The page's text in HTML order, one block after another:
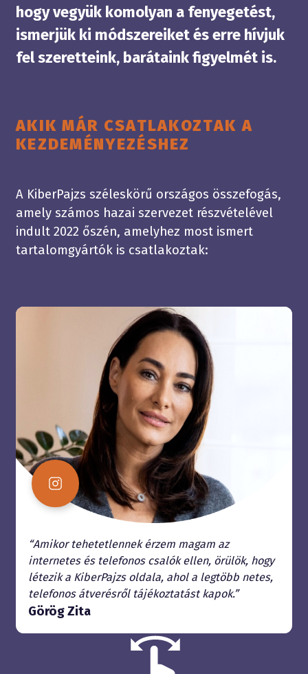
hogy vegyük komolyan a fenyegetést,
ismerjük ki módszereiket és erre hívjuk
fel szeretteink, barátaink figyelmét is.
AKIK MÁR CSATLAKOZTAK A
KEZDEMÉNYEZÉSHEZ
A KiberPajzs széleskörű országos összefogás,
amely számos hazai szervezet részvételével
indult 2022 őszén, amelyhez most ismert
tartalomgyártók is csatlakoztak:
“Amikor tehetetlennek érzem magam az
internetes és telefonos csalók ellen, örülök, hogy
létezik a KiberPajzs oldala, ahol a legtöbb netes,
telefonos átverésről tájékoztatást kapok.”
Görög Zita